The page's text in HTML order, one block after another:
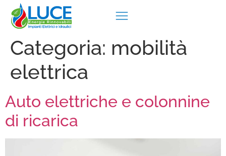
Categoria: mobilità
elettrica
Auto elettriche e colonnine
di ricarica